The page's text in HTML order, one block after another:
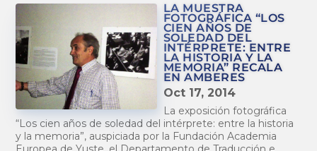
LA MUESTRA
FOTOGRÁFICA “LOS
CIEN AÑOS DE
SOLEDAD DEL
INTÉRPRETE: ENTRE
LA HISTORIA Y LA
MEMORIA” RECALA
EN AMBERES
Oct 17, 2014
La exposición fotográfica
“Los cien años de soledad del intérprete: entre la historia
y la memoria”, auspiciada por la Fundación Academia